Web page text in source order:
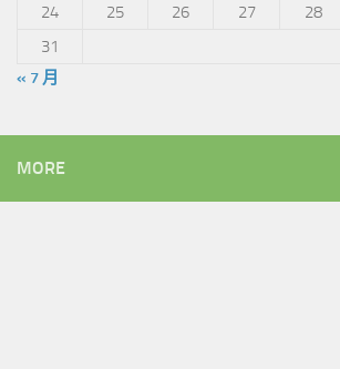
24
25 26 27 28
31
« 7 月
MORE